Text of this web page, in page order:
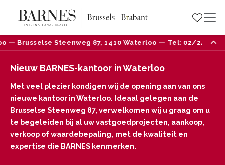
Steenweg 87, 1410 Waterloo — Tel: 02/242 18 18
Nieuw BARNES-kantoor in Waterloo
Met veel plezier kondigen wij de opening aan van ons
nieuwe kantoor in Waterloo. Ideaal gelegen aan de
Brusselse Steenweg 87, verwelkomen wij u graag om u
te begeleiden bij al uw vastgoedprojecten, aankoop,
verkoop of waardebepaling, met de kwaliteit en
expertise die BARNES kenmerken.